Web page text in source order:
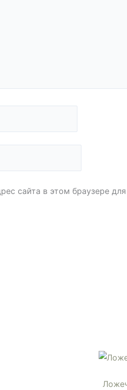
сайта в этом браузере